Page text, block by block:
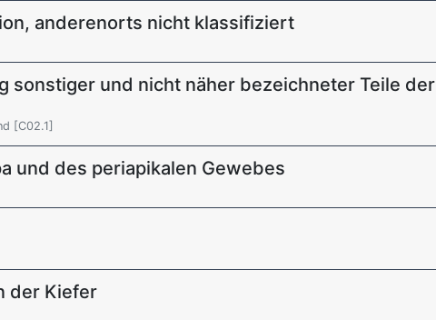
anderenorts nicht klassifiziert
sonstiger und nicht näher bezeichneter Teile der
[C02.1]
und des periapikalen Gewebes
der Kiefer